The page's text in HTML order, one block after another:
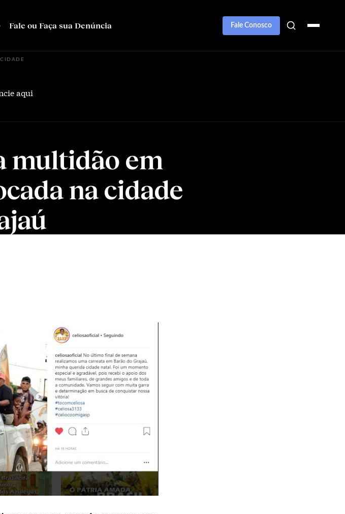
Fale ou Faça sua Denúncia Fale Conosco
multidão em
na cidade